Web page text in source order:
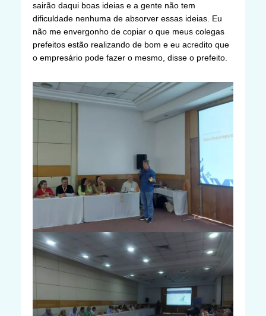
sairão daqui boas ideias e a gente não tem
dificuldade nenhuma de absorver essas ideias. Eu
não me envergonho de copiar o que meus colegas
prefeitos estão realizando de bom e eu acredito que
o empresário pode fazer o mesmo, disse o prefeito.